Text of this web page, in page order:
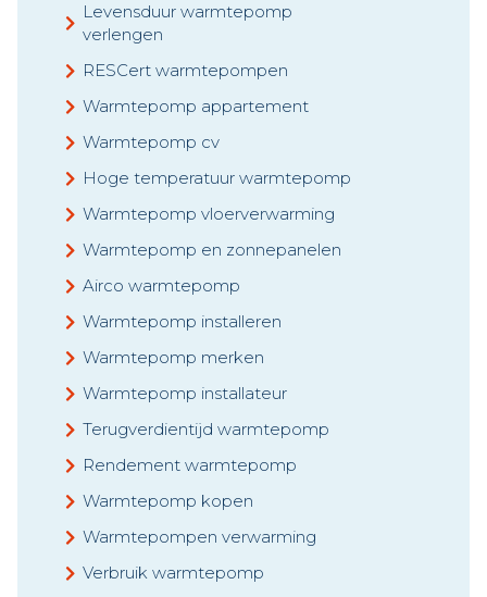
Levensduur warmtepomp
verlengen
RESCert warmtepompen
Warmtepomp appartement
Warmtepomp cv
Hoge temperatuur warmtepomp
Warmtepomp vloerverwarming
Warmtepomp en zonnepanelen
Airco warmtepomp
Warmtepomp installeren
Warmtepomp merken
Warmtepomp installateur
Terugverdientijd warmtepomp
Rendement warmtepomp
Warmtepomp kopen
Warmtepompen verwarming
Verbruik warmtepomp